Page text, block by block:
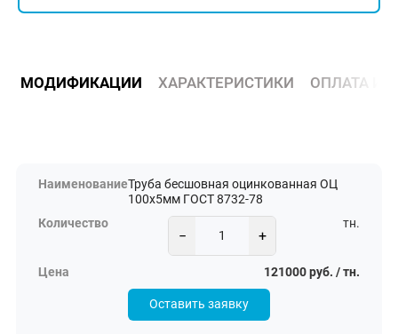
МОДИФИКАЦИИ ХАРАКТЕРИСТИКИ ОПЛАТА И
Труба бесшовная оцинкованная ОЦ
100х5мм ГОСТ 8732-78
− +
тн.
121000 руб. / тн.
Оставить заявку